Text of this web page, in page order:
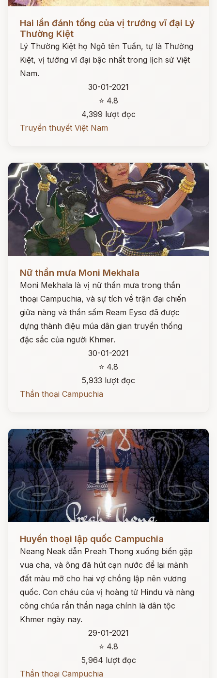
Đọc ngay
Hai lần đánh tống của vị trướng vĩ đại Lý
Thường Kiệt
Lý Thường Kiệt họ Ngô tên Tuấn, tự là Thường
Kiệt, vị tướng vĩ đại bậc nhất trong lịch sử Việt
Nam.
30-01-2021
⭐ 4.8
4,399 lượt đọc
Truyền thuyết Việt Nam
Nữ thần mưa Moni Mekhala
Moni Mekhala là vị nữ thần mưa trong thần
thoại Campuchia, và sự tích về trận đại chiến
giữa nàng và thần sấm Ream Eyso đã được
dựng thành điệu múa dân gian truyền thống
đặc sắc của người Khmer.
30-01-2021
⭐ 4.8
5,933 lượt đọc
Thần thoại Campuchia
Đọc ngay
Huyền thoại lập quốc Campuchia
Neang Neak dẫn Preah Thong xuống biển gặp
vua cha, và ông đã hút cạn nước để lại mảnh
đất màu mỡ cho hai vợ chồng lập nên vương
quốc. Con cháu của vị hoàng tử Hindu và nàng
công chúa rắn thần naga chính là dân tộc
Khmer ngày nay.
29-01-2021
⭐ 4.8
5,964 lượt đọc
Thần thoại Campuchia